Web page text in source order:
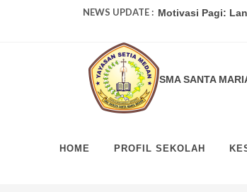
NEWS UPDATE : Motivasi Pagi:
Kiat Sukses
SMA SANTA
HOME PROFIL SEKOLAH